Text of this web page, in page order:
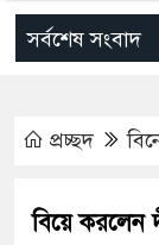
সর্বশেষ সংবাদ
সামাজিক
প্রচ্ছদ
বিয়ে করলেন